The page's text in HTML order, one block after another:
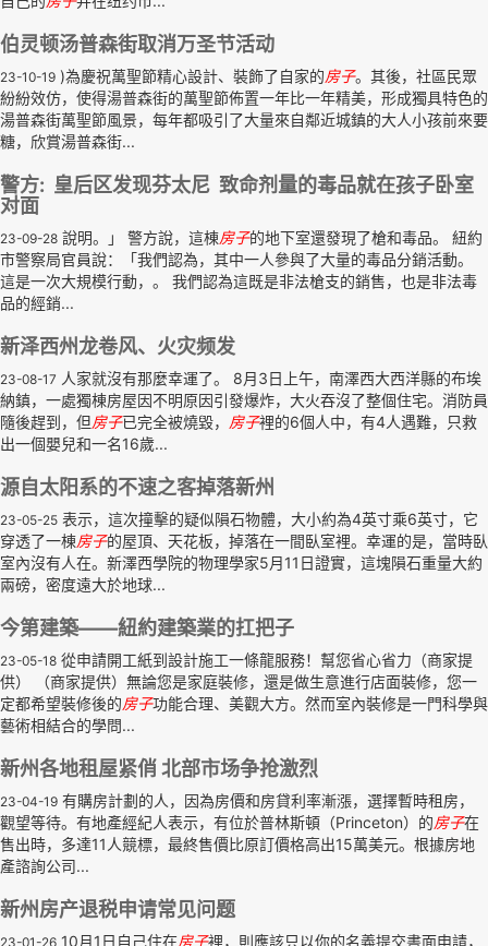
伯灵顿汤普森街取消万圣节活动
23-10-19 )為慶祝萬聖節精心設計、裝飾了自家的房子。其後，社區民眾
紛紛效仿，使得湯普森街的萬聖節佈置一年比一年精美，形成獨具特色的
湯普森街萬聖節風景，每年都吸引了大量來自鄰近城鎮的大人小孩前來要
糖，欣賞湯普森街...
警方: 皇后区发现芬太尼 致命剂量的毒品就在孩子卧室
对面
23-09-28 說明。」 警方說，這棟房子的地下室還發現了槍和毒品。 紐約
市警察局官員說：「我們認為，其中一人參與了大量的毒品分銷活動。
這是一次大規模行動，。 我們認為這既是非法槍支的銷售，也是非法毒
品的經銷...
新泽西州龙卷风、火灾频发
23-08-17 人家就沒有那麼幸運了。 8月3日上午，南澤西大西洋縣的布埃
納鎮，一處獨棟房屋因不明原因引發爆炸，大火吞沒了整個住宅。消防員
隨後趕到，但房子已完全被燒毀， 房子裡的6個人中，有4人遇難，只救
出一個嬰兒和一名16歲...
源自太阳系的不速之客掉落新州
23-05-25 表示，這次撞擊的疑似隕石物體，大小約為4英寸乘6英寸，它
穿透了一棟房子的屋頂、天花板，掉落在一間臥室裡。幸運的是，當時臥
室內沒有人在。新澤西學院的物理學家5月11日證實，這塊隕石重量大約
兩磅，密度遠大於地球...
今第建築——紐約建築業的扛把子
23-05-18 從申請開工紙到設計施工一條龍服務！幫您省心省力（商家提
供） （商家提供）無論您是家庭裝修，還是做生意進行店面裝修，您一
定都希望裝修後的房子功能合理、美觀大方。然而室內裝修是一門科學與
藝術相結合的學問...
新州各地租屋紧俏 北部市场争抢激烈
23-04-19 有購房計劃的人，因為房價和房貸利率漸漲，選擇暫時租房，
觀望等待。有地產經紀人表示，有位於普林斯頓（Princeton）的房子在
售出時，多達11人競標，最終售價比原訂價格高出15萬美元。根據房地
產諮詢公司...
新州房产退税申请常见问题
23-01-26 10月1日自己住在房子裡，則應該只以你的名義提交書面申請，